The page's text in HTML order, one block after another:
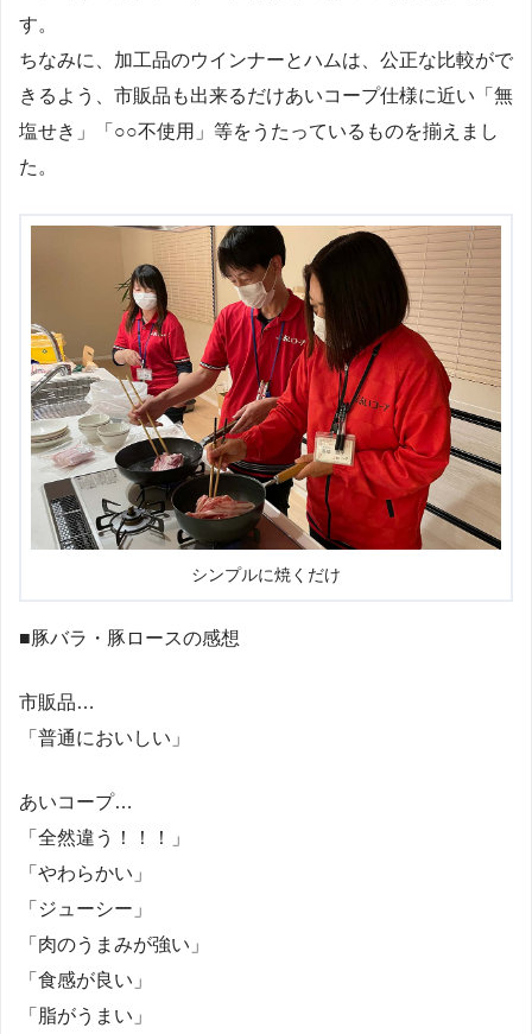
す。
ちなみに、加工品のウインナーとハムは、公正な比較がで
きるよう、市販品も出来るだけあいコープ仕様に近い「無
塩せき」「○○不使用」等をうたっているものを揃えまし
た。
シンプルに焼くだけ
■豚バラ・豚ロースの感想
市販品…
「普通においしい」
あいコープ…
「全然違う！！！」
「やわらかい」
「ジューシー」
「肉のうまみが強い」
「食感が良い」
「脂がうまい」